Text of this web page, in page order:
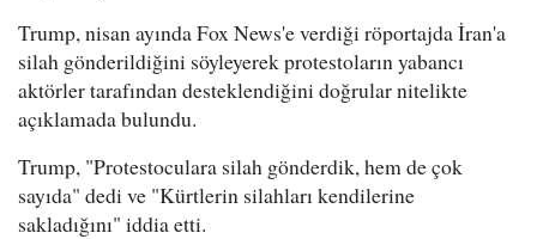
Trump, nisan ayında Fox News'e verdiği röportajda İran'a
silah gönderildiğini söyleyerek protestoların yabancı
aktörler tarafından desteklendiğini doğrular nitelikte
açıklamada bulundu.
Trump, "Protestoculara silah gönderdik, hem de çok
sayıda" dedi ve "Kürtlerin silahları kendilerine
sakladığını" iddia etti.